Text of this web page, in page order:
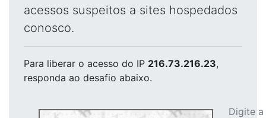
acessos suspeitos a sites hospedados
conosco.
Para liberar o acesso do IP 216.73.216.23,
responda ao desafio abaixo.
Digite